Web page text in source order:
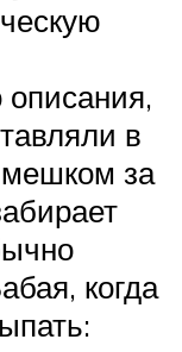
описания,
в
мешком за
когда